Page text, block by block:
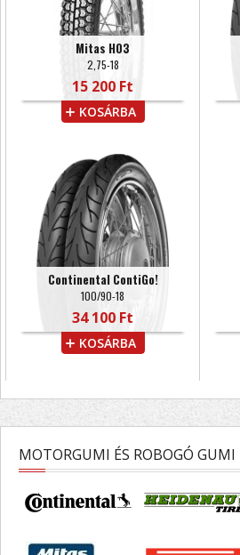
Mitas H03
2,75-18
15 200 Ft
KOSÁRBA
Continental ContiGo!
100/90-18
34 100 Ft
KOSÁRBA
MOTORGUMI ÉS ROBOGÓ